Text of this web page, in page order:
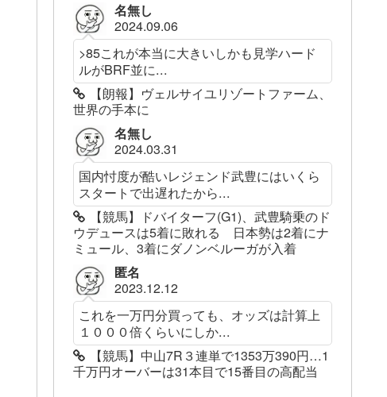
名無し
2024.09.06
>85これが本当に大きいしかも見学ハード
ルがBRF並に...
【朗報】ヴェルサイユリゾートファーム、
世界の手本に
名無し
2024.03.31
国内忖度が酷いレジェンド武豊にはいくら
スタートで出遅れたから...
【競馬】ドバイターフ(G1)、武豊騎乗のド
ウデュースは5着に敗れる 日本勢は2着にナ
ミュール、3着にダノンベルーガが入着
匿名
2023.12.12
これを一万円分買っても、オッズは計算上
１０００倍くらいにしか...
【競馬】中山7R３連単で1353万390円…1
千万円オーバーは31本目で15番目の高配当